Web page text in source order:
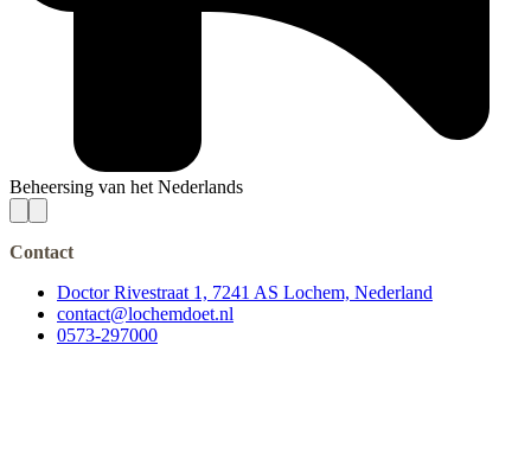
Beheersing van het Nederlands
Contact
Doctor Rivestraat 1, 7241 AS Lochem, Nederland
contact@lochemdoet.nl
0573-297000